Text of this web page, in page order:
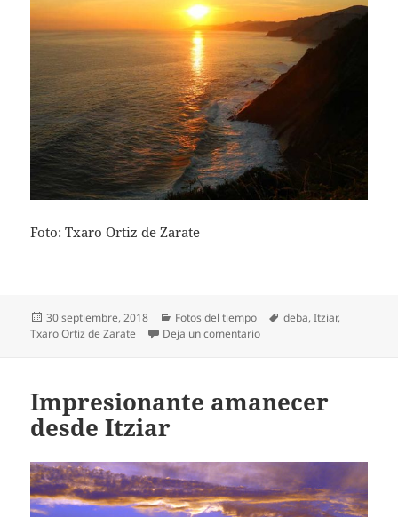
Foto: Txaro Ortiz de Zarate
Publicado
el
30 septiembre, 2018 Categorías
Fotos del tiempo Etiquetas
deba,Itziar,
Txaro Ortiz de Zarate
Deja un comentarioen Amanecer desde Itziar
Impresionante amanecer
desde Itziar